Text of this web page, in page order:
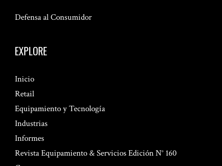
Defensa al Consumidor
EXPLORE
Inicio
Retail
Equipamiento y Tecnología
Industrias
Informes
Revista Equipamiento & Servicios Edición N° 160